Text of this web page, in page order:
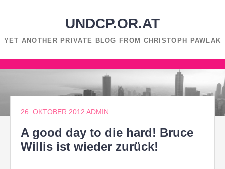
UNDCP.OR.AT
YET ANOTHER PRIVATE BLOG FROM CHRISTOPH PAWLAK
Zum
springen
26. OKTOBER 2012 ADMIN
A good day to die hard! Bruce
Willis ist wieder zurück!